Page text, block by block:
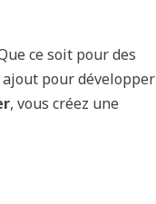
ce soit pour des
pour développer
, vous créez une